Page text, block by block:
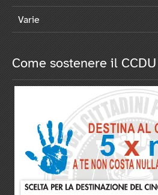
Varie
Come sostenere il CCDU